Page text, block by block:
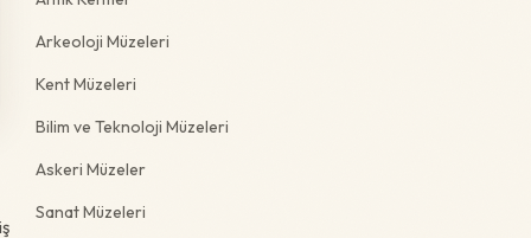
Arkeoloji Müzeleri
Kent Müzeleri
Bilim ve Teknoloji Müzeleri
Askeri Müzeler
Sanat Müzeleri